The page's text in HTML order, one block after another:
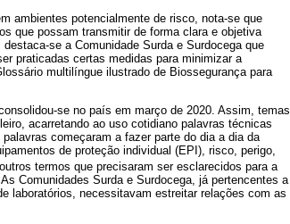
ambientes potencialmente de risco, nota-se que
que possam transmitir de forma clara e objetiva
se a Comunidade Surda e Surdocega que
praticadas certas medidas para minimizar a
multilíngue ilustrado de Biossegurança para
se no país em março de 2020. Assim, temas
acarretando ao uso cotidiano palavras técnicas
começaram a fazer parte do dia a dia da
de proteção individual (EPI), risco, perigo,
termos que precisaram ser esclarecidos para a
Comunidades Surda e Surdocega, já pertencentes a
laboratórios, necessitavam estreitar relações com as